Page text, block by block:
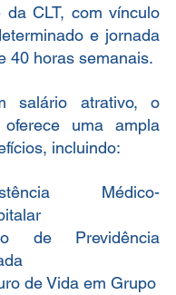
CLT, com vínculo
e jornada
40 horas semanais.
oferece uma ampla
incluindo:
Médico-
de Previdência
de Vida em Grupo